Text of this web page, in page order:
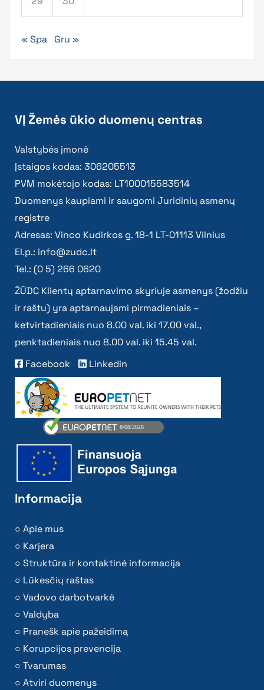
« Spa Gru »
VĮ Žemės ūkio duomenų centras
Valstybės įmonė
Įstaigos kodas: 306205513
PVM mokėtojo kodas: LT100015583514
Duomenys kaupiami ir saugomi Juridinių asmenų
registre
Adresas: Vinco Kudirkos g. 18-1 LT-01113 Vilnius
El.p.: info@zudc.lt
Tel.: (0 5) 266 0620
ŽŪDC Klientų aptarnavimo skyriuje asmenys (žodžiu
ir raštu) yra aptarnaujami pirmadieniais –
ketvirtadieniais nuo 8.00 val. iki 17.00 val.,
penktadieniais nuo 8.00 val. iki 15.45 val.
Facebook
Linkedin
Informacija
Apie mus
Karjera
Struktūra ir kontaktinė informacija
Lūkesčių raštas
Vadovo darbotvarkė
Valdyba
Pranešk apie pažeidimą
Korupcijos prevencija
Tvarumas
Atviri duomenys